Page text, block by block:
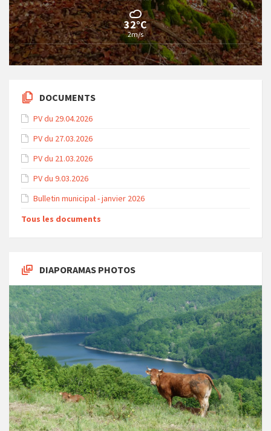
32°C
2m/s
DOCUMENTS
PV du 29.04.2026
PV du 27.03.2026
PV du 21.03.2026
PV du 9.03.2026
Bulletin municipal - janvier 2026
Tous les documents
DIAPORAMAS PHOTOS